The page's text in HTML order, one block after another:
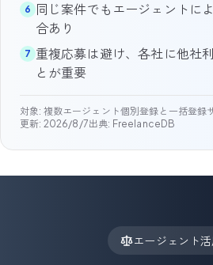
6 同じ案件でもエージェントに
合あり
7 重複応募は避け、各社に他社
とが重要
対象: 複数エージェント個別登録と一括登録
更新: 2026/8/7出典: FreelanceDB
エージェント